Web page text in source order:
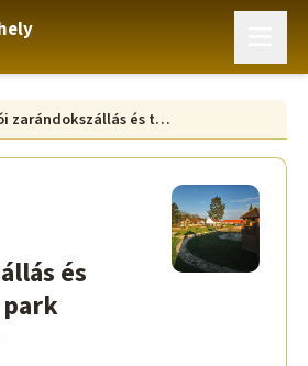
Csurgói zarándokszállás és történelmi park
és